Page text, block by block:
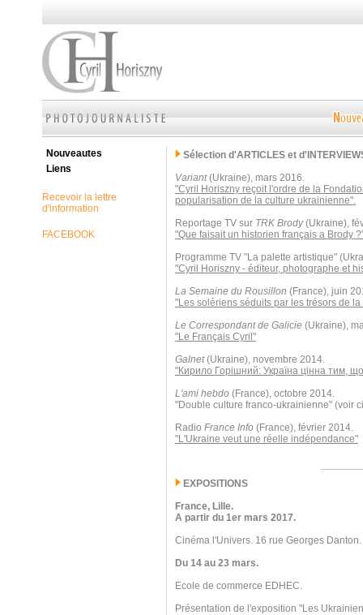
Nouveautes
Liens
Recevoir la lettre
d'information
FACEBOOK
Sélection d'ARTICLES et
Variant(Ukraine), mars 2016.
"Cyril Horiszny reçoit l'ordre de la
popularisation de la culture ukrainienne".
Reportage TV sur TRK Brody(Ukraine),
"Que faisait un historien français a Brody
Programme TV "La palette artistique"
"Cyril Horiszny - éditeur, photographe et
La Semaine du Rousillon (France), juin
"Les solériens séduits par les trésors de
Le Correspondant de Galicie (Ukraine),
"Le Français Cyril"
Galnet(Ukraine), novembre 2014.
"Кирило Горішний: Україна цінна тим,
L'ami hebdo (France), octobre 2014.
"Double culture franco-ukrainienne" (voir
Radio France Info (France), février 2014.
"L'Ukraine veut une réelle indépendance"
EXPOSITIONS
France, Lille.
A partir du 1er mars 2017.
Cinéma l'Univers. 16 rue Georges Danton.
Du 14 au 23 mars.
Ecole de commerce EDHEC.
Présentation de l'exposition "Les